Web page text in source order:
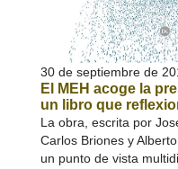
30 de septiembre de
El MEH acoge la
un libro que
La obra, escrita por
Carlos Briones y
un punto de vista